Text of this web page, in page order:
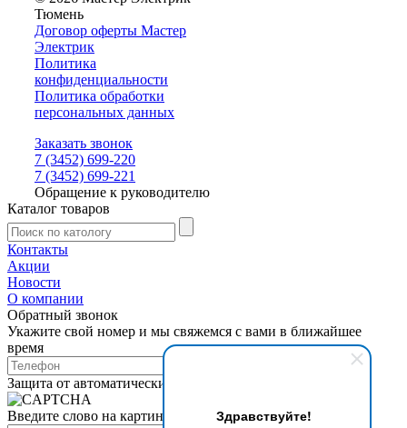
Здравствуйте!
Тюмень
Договор оферты Мастер
Электрик
Политика
конфиденциальности
Политика обработки
персональных данных
Заказать звонок
7 (3452) 699-220
7 (3452) 699-221
Обращение к руководителю
Каталог товаров
Контакты
Акции
Новости
О компании
Обратный звонок
Укажите свой номер и мы свяжемся с вами в ближайшее
время
Защита от автоматических сообщений
Введите слово на картинке